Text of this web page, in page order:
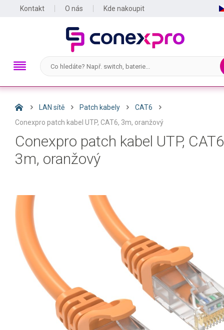
Kontakt O nás Kde nakoupit
LAN sítě Patch kabely
CAT6
Conexpro patch kabel UTP, CAT6, 3m, oranžový
Conexpro patch kabel UTP,
3m, oranžový